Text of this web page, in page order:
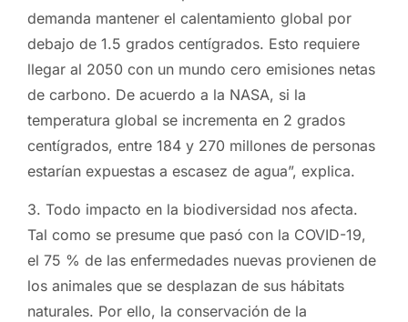
demanda mantener el calentamiento global por
debajo de 1.5 grados centígrados. Esto requiere
llegar al 2050 con un mundo cero emisiones netas
de carbono. De acuerdo a la NASA, si la
temperatura global se incrementa en 2 grados
centígrados, entre 184 y 270 millones de personas
estarían expuestas a escasez de agua”, explica.
3. Todo impacto en la biodiversidad nos afecta.
Tal como se presume que pasó con la COVID-19,
el 75 % de las enfermedades nuevas provienen de
los animales que se desplazan de sus hábitats
naturales. Por ello, la conservación de la